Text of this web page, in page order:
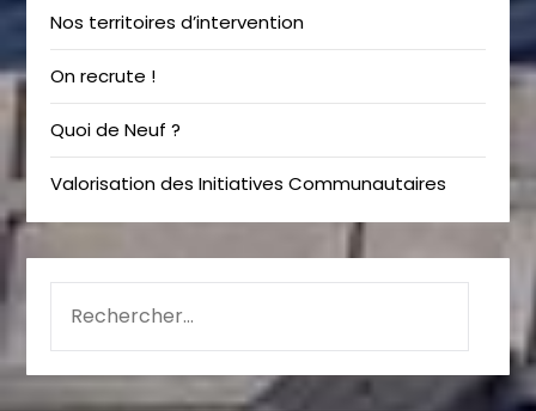
Nos territoires d’intervention
On recrute !
Quoi de Neuf ?
Valorisation des Initiatives Communautaires